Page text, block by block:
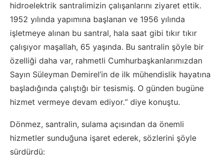
hidroelektrik santralimizin çalışanlarını ziyaret ettik.
1952 yılında yapımına başlanan ve 1956 yılında
işletmeye alınan bu santral, hala saat gibi tıkır tıkır
çalışıyor maşallah, 65 yaşında. Bu santralin şöyle bir
özelliği daha var, rahmetli Cumhurbaşkanlarımızdan
Sayın Süleyman Demirel’in de ilk mühendislik hayatına
başladığında çalıştığı bir tesismiş. O günden bugüne
hizmet vermeye devam ediyor.“ diye konuştu.
Dönmez, santralin, sulama açısından da önemli
hizmetler sunduğuna işaret ederek, sözlerini şöyle
sürdürdü: